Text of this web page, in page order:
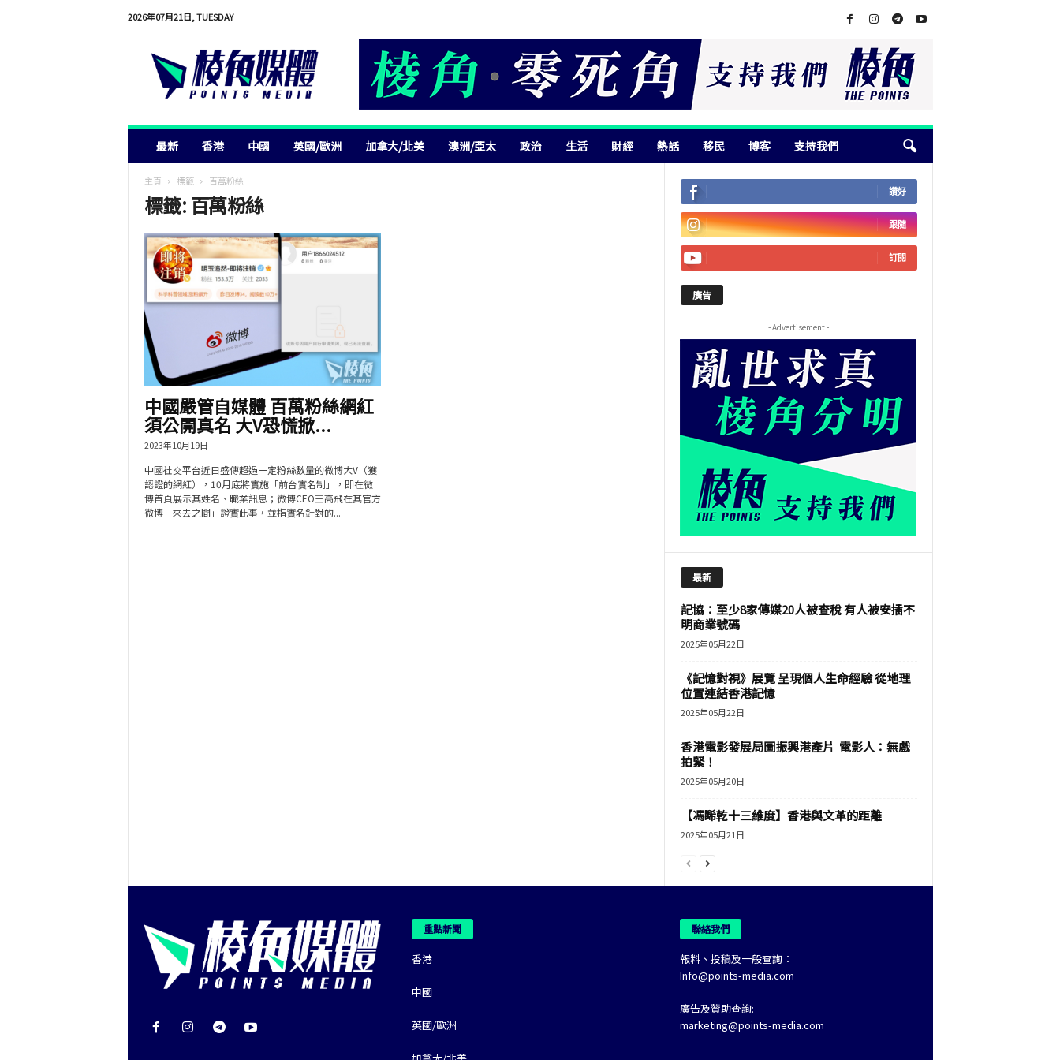
2026年07月21日, TUESDAY
最新 香港 中國 英國/歐洲 加拿大/北美 澳洲/亞太 政治 生活 財經 熱話 移民 博客 支持我們
主頁 標籤 百萬粉絲
標籤: 百萬粉絲
中國嚴管自媒體 百萬粉絲網紅
須公開真名 大V恐慌掀...
2023年10月19日
中國社交平台近日盛傳超過一定粉絲數量的微博大V（獲
認證的網紅），10月底將實施「前台實名制」，即在微
博首頁展示其姓名、職業訊息；微博CEO王高飛在其官方
微博「來去之間」證實此事，並指實名針對的...
讚好
跟隨
訂閱
廣告
- Advertisement -
最新
記協：至少8家傳媒20人被查稅 有人被安插不
明商業號碼
2025年05月22日
《記憶對視》展覽 呈現個人生命經驗 從地理
位置連結香港記憶
2025年05月22日
香港電影發展局圖振興港產片 電影人：無戲
拍緊！
2025年05月20日
【馮睎乾十三維度】香港與文革的距離
2025年05月21日
重點新聞
香港
中國
英國/歐洲
聯絡我們
報料、投稿及一般查詢：
Info@points-media.com
廣告及贊助查詢:
marketing@points-media.com